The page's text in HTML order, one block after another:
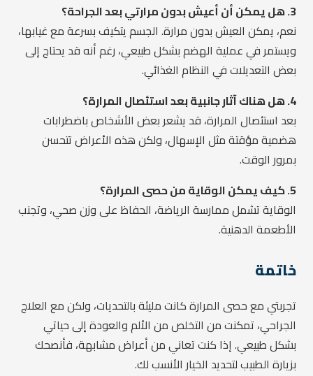
3. هل يمكن أن أعيش بدون مرارتي بعد الجراحة؟
نعم، يمكن العيش بدون مرارة. الجسم يتكيف بسرعة مع غيابها،
ويستمر في عملية الهضم بشكل طبيعي، رغم أنه قد يحتاج إلى
بعض التعديلات في النظام الغذائي.
4. هل هناك آثار جانبية بعد استئصال المرارة؟
بعد استئصال المرارة، قد يشعر بعض الأشخاص باضطرابات
هضمية مؤقتة مثل الإسهال، ولكن هذه الأعراض تتحسن
بمرور الوقت.
5. كيف يمكن الوقاية من حصى المرارة؟
الوقاية تشمل ممارسة الرياضة، الحفاظ على وزن صحي، وتجنب
الأطعمة الدهنية.
خاتمة
تجربتي مع حصى المرارة كانت مليئة بالتحديات، ولكن مع العلاج
الجراحي، تمكنت من التخلص من الألم والعودة إلى حياتي
بشكل طبيعي. إذا كنت تعاني من أعراض مشابهة، فأنصحك
بزيارة الطبيب لتحديد الخيار الأنسب لك.